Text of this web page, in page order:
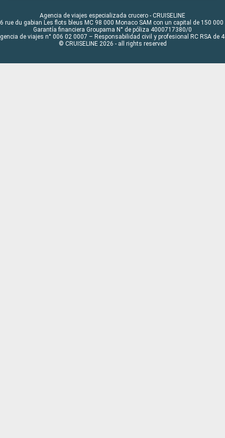
Agencia de viajes especializada crucero - CRUISELINE
rue du gabian Les flots bleus MC 98 000 Monaco SAM con un capital de 150 000
Garantía financiera Groupama N° de póliza 4000717380/0
de viajes n° 006 02 0007 – Responsabilidad civil y profesional RC RSA de
© CRUISELINE 2026 - all rights reserved